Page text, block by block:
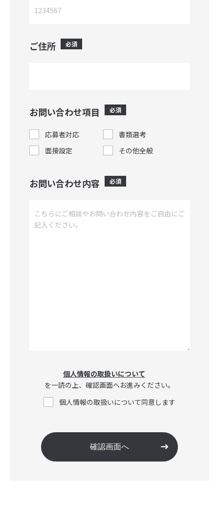
ご住所 必須
お問い合わせ項目 必須
応募者対応
書類選考
面接設定
その他全般
お問い合わせ内容 必須
個人情報の取扱いについて
を一読の上、確認画面へお進みください。
個人情報の取扱いについて同意します